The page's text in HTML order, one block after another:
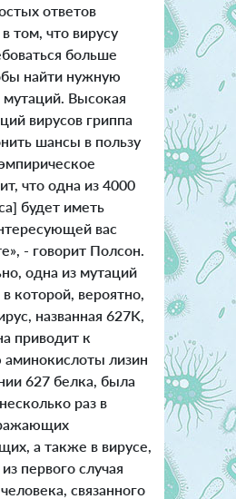
ответов
том, что вирусу
больше
найти нужную
Высокая
вирусов гриппа
шансы в пользу
что одна из 4000
будет иметь
вас
- говорит Полсон.
одна из мутаций
которой, вероятно,
названная 627K,
приводит к
аминокислоты лизин
627 белка, была
раз в
а также в вирусе,
первого случая
связанного